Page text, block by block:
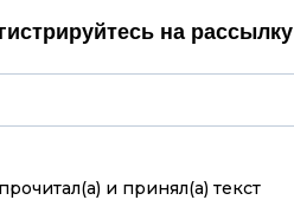
на рассылку
и принял(а)текст